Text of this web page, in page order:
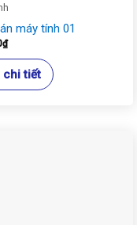
máy tính 01
₫Giá
hiện
tại
là:
700.000₫.
chi tiết